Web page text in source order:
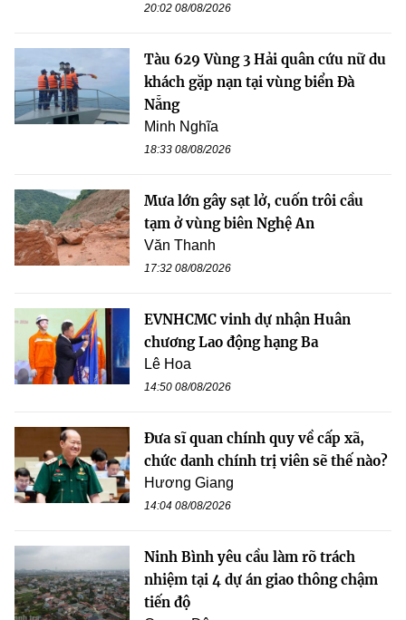
20:02 08/08/2026
Tàu 629 Vùng 3 Hải quân cứu nữ du
khách gặp nạn tại vùng biển Đà
Nẵng
Minh Nghĩa
18:33 08/08/2026
Mưa lớn gây sạt lở, cuốn trôi cầu
tạm ở vùng biên Nghệ An
Văn Thanh
17:32 08/08/2026
EVNHCMC vinh dự nhận Huân
chương Lao động hạng Ba
Lê Hoa
14:50 08/08/2026
Đưa sĩ quan chính quy về cấp xã,
chức danh chính trị viên sẽ thế nào?
Hương Giang
14:04 08/08/2026
Ninh Bình yêu cầu làm rõ trách
nhiệm tại 4 dự án giao thông chậm
tiến độ